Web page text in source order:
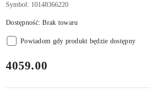
Symbol: 10148366220
Dostępność:Brak towaru
Powiadom gdy produkt będzie dostępny
cena:
4059.00